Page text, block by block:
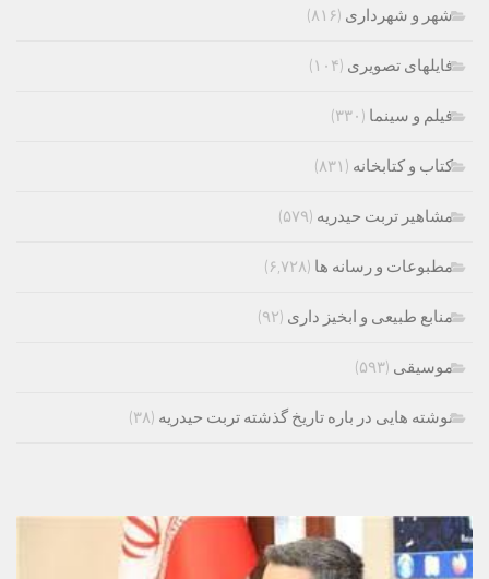
شهر و شهرداری (۸۱۶)
فایلهای تصویری (۱۰۴)
فیلم و سینما (۳۳۰)
کتاب و کتابخانه (۸۳۱)
مشاهیر تربت حیدریه (۵۷۹)
مطبوعات و رسانه ها (۶,۷۲۸)
منابع طبیعی و ابخیز داری (۹۲)
موسیقی (۵۹۳)
نوشته هایی در باره تاریخ گذشته تربت حیدریه (۳۸)